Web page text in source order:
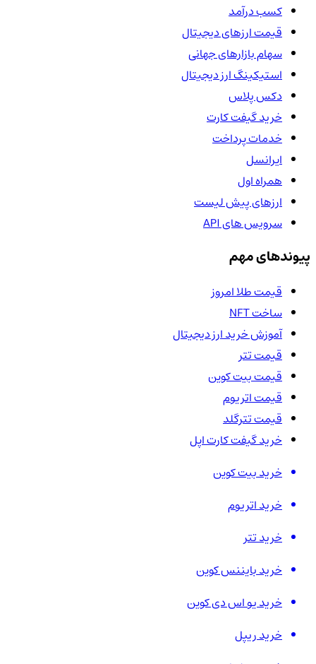
کسب درآمد
قیمت ارزهای دیجیتال
سهام بازارهای جهانی
استیکینگ ارز دیجیتال
دکس پلاس
خرید گیفت کارت
خدمات پرداخت
ایرانسل
همراه اول
ارزهای پیش لیست
سرویس های API
پیوندهای مهم
قیمت طلا امروز
ساخت NFT
آموزش خرید ارز دیجیتال
قیمت تتر
قیمت بیت کوین
قیمت اتریوم
قیمت تترگلد
خرید گیفت کارت اپل
خرید بیت کوین
خرید اتریوم
خرید تتر
خرید بایننس کوین
خرید یو اس دی کوین
خرید ریپل